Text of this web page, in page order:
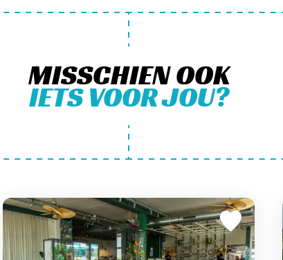
MISSCHIEN OOK
IETS VOOR JOU?